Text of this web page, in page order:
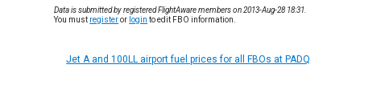
Data is submitted by registered FlightAware members on 2013-Aug-28 18:31.
You must registeror login to edit FBO information.
Jet A and 100LL airport fuel prices for all FBOs at PADQ